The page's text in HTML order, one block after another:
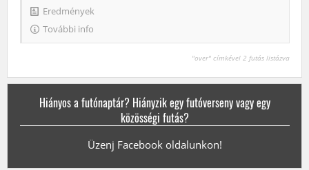
Eredmények
További info
"over" címkével 2 futás listázva
Hiányos a futónaptár? Hiányzik egy futóverseny vagy egy
közösségi futás?
Üzenj Facebook oldalunkon!